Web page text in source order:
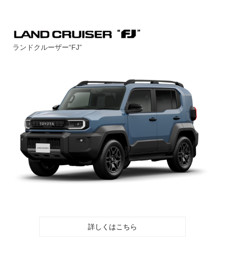
ランドクルーザー“FJ”
詳しくはこちら